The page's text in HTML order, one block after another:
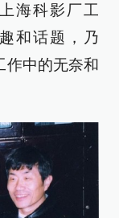
海科影厂工
和话题，乃
作中的无奈和